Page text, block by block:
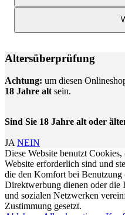
Altersüberprüfung
Achtung: um diesen
18 Jahre alt sein.
Sind Sie 18 Jahre alt oder
JA NEIN
Diese Website benutzt
Website erforderlich sind und
die den Komfort bei Benutzung
Direktwerbung dienen oder die
und sozialen Netzwerken
Zustimmung gesetzt.